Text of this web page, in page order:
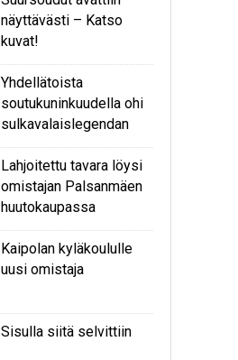
näyttävästi – Katso
kuvat!
Yhdellätoista
soutukuninkuudella ohi
sulkavalaislegendan
Lahjoitettu tavara löysi
omistajan Palsanmäen
huutokaupassa
Kaipolan kyläkoululle
uusi omistaja
Sisulla siitä selvittiin